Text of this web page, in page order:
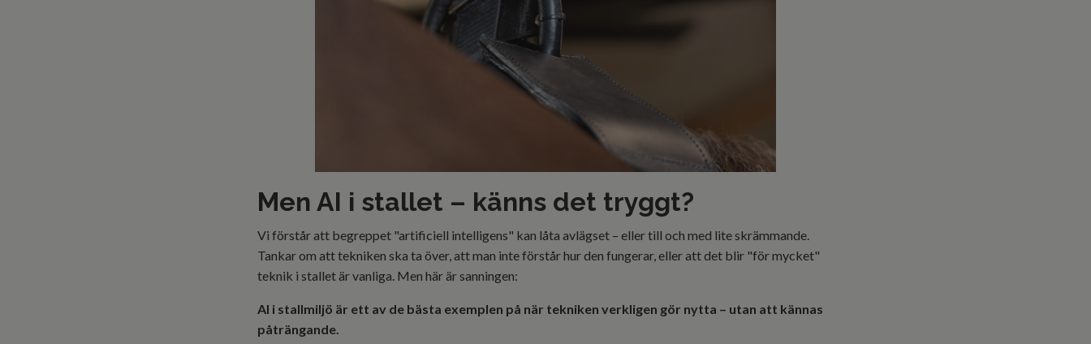
Men AI i stallet – känns det tryggt?
Vi förstår att begreppet "artificiell intelligens" kan låta avlägset – eller till och med lite skrämmande.
Tankar om att tekniken ska ta över, att man inte förstår hur den fungerar, eller att det blir "för mycket"
teknik i stallet är vanliga. Men här är sanningen:
AI i stallmiljö är ett av de bästa exemplen på när tekniken verkligen gör nytta – utan att kännas
påträngande.